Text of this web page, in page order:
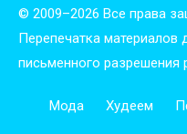
© 2009–2026 Все права
Перепечатка материалов
письменного разрешения
Мода Худеем